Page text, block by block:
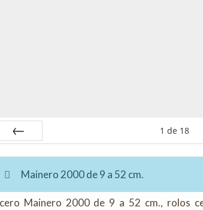
1 de 18
Mainero 2000 de 9 a 52 cm.
Mainero 2000 de 9 a 52 cm., rolos